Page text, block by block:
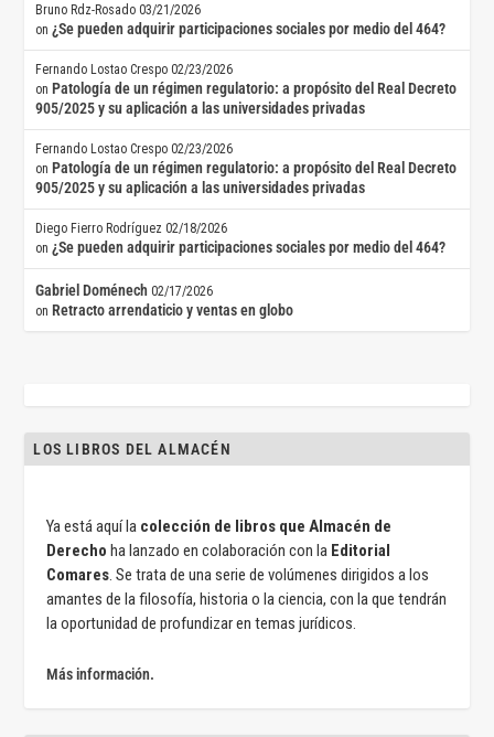
Bruno Rdz-Rosado 03/21/2026
on¿Se pueden adquirir participaciones sociales por medio del 464?
Fernando Lostao Crespo 02/23/2026
on Patología de un régimen regulatorio: a propósito del Real Decreto
905/2025 y su aplicación a las universidades privadas
Fernando Lostao Crespo 02/23/2026
on Patología de un régimen regulatorio: a propósito del Real Decreto
905/2025 y su aplicación a las universidades privadas
Diego Fierro Rodríguez 02/18/2026
on¿Se pueden adquirir participaciones sociales por medio del 464?
Gabriel Doménech 02/17/2026
on Retracto arrendaticio y ventas en globo
LOS LIBROS DEL ALMACÉN
Ya está aquí la colección de libros que Almacén de
Derecho ha lanzado en colaboración con la Editorial
Comares . Se trata de una serie de volúmenes dirigidos a los
amantes de la filosofía, historia o la ciencia, con la que tendrán
la oportunidad de profundizar en temas jurídicos.
Más información.